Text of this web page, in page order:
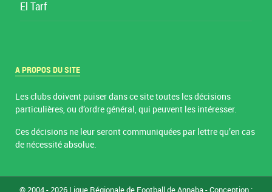
El Tarf
A PROPOS DU SITE
Les clubs doivent puiser dans ce site toutes les décisions
particulières, ou d’ordre général, qui peuvent les intéresser.
Ces décisions ne leur seront communiquées par lettre qu’en cas
de nécessité absolue.
© 2004 - 2026 Ligue Régionale de Football de Annaba - Conception :